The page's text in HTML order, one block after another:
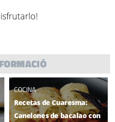
COCINA
Recetas de Cuaresma:
Canelones de bacalao con